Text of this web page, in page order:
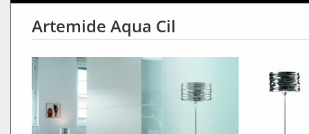
Artemide Aqua Cil